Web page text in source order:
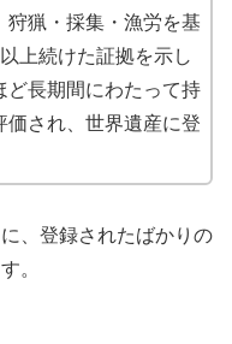
狩猟・採集・漁労を基
上続けた証拠を示し
ど長期間にわたって持
価され、世界遺産に登
、登録されたばかりの
。